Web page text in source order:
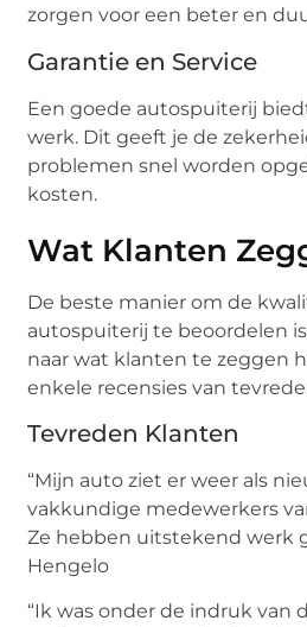
zorgen voor een beter en
Garantie en Service
Een goede autospuiterij
werk. Dit geeft je de
problemen snel worden
kosten.
Wat Klanten
De beste manier om de
autospuiterij te beoordelen
naar wat klanten te zeggen
enkele recensies van
Tevreden Klanten
“Mijn auto ziet er weer als
vakkundige medewerkers
Ze hebben uitstekend werk
Hengelo
“Ik was onder de indruk van